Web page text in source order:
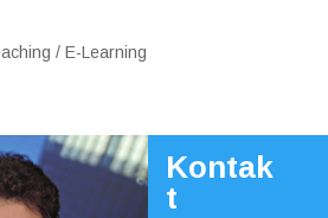
/ E-Learning
Kontak
t